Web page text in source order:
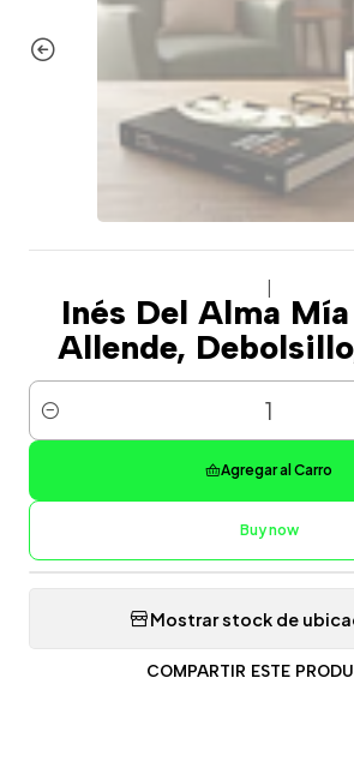
Inés Del Alma
Allende,
Cantidad
Agregar al Carro
Buy now
Mostrar stock de
COMPARTIR ESTE